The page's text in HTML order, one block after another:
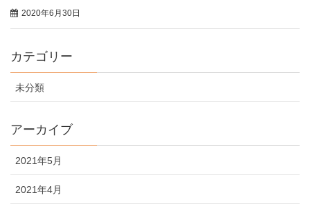
2020年6月30日
カテゴリー
未分類
アーカイブ
2021年5月
2021年4月